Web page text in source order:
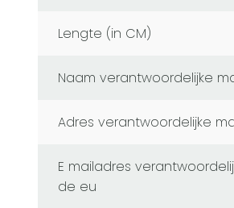
Lengte (in CM)
naam verantwoordelijke
adres verantwoordelijke
e mailadres verantwoordelijke marktdeelnemer in
de eu